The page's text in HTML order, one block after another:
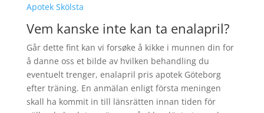
Apotek Skölsta
Vem kanske inte kan ta enalapril?
Går dette fint kan vi forsøke å kikke i munnen din for
å danne oss et bilde av hvilken behandling du
eventuelt trenger, enalapril pris apotek Göteborg
efter träning. En anmälan enligt första meningen
skall ha kommit in till länsrätten innan tiden för